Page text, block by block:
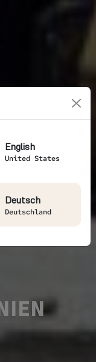
English
United States
Deutsch
Deutschland